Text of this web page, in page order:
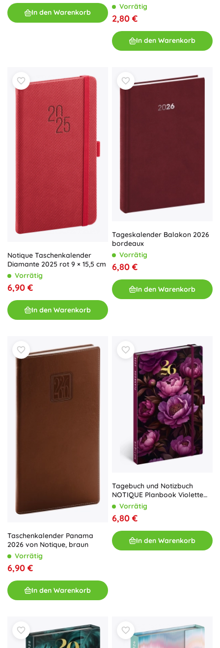
In den Warenkorb
Vorrätig
2,80 €
In den Warenkorb
Notique Taschenkalender
Diamante 2025 rot 9 × 15,5 cm
Vorrätig
6,90 €
In den Warenkorb
Tageskalender Balakon 2026
bordeaux
Vorrätig
6,80 €
In den Warenkorb
Taschenkalender Panama
2026 von Notique, braun
Vorrätig
6,90 €
In den Warenkorb
Tagebuch und Notizbuch
NOTIQUE Planbook Violette
Blumen 2026
Vorrätig
6,80 €
In den Warenkorb